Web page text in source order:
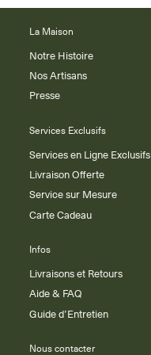
La Maison
Notre Histoire
Nos Artisans
Presse
Services Exclusifs
Services en Ligne Exclusifs
Livraison Offerte
Service sur Mesure
Carte Cadeau
Infos
Livraisons et Retours
Aide & FAQ
Guide d’Entretien
Nous contacter